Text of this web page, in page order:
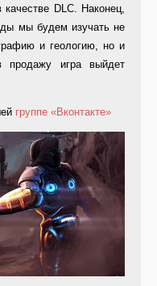
DLC. Наконец,
мы будем изучать не
и геологию, но и
продажу игра выйдет
группе «Вконтакте»